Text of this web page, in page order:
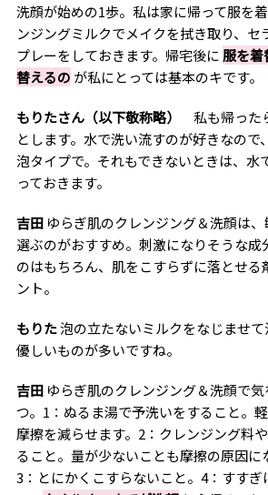
洗顔が始めの1歩。私は家に帰って服を
ンジングミルクでメイクを拭き取り、セ
プレーをしておきます。帰宅後に 服を
替えるの が私にとっては基本のキです。
もりたさん（以下敬称略）
私も帰った
とします。水で洗い流すのが好きなので
泡タイプで。それもできないときは、水
っておきます。
吉田ゆらぎ肌のクレンジング＆洗顔は
選ぶのがおすすめ。刺激になりそうな成
のはもちろん、肌をこすらずに落とせる
ント。
もりた泡の立たないミルクをなじませ
優しいものが多いですね。
吉田ゆらぎ肌のクレンジング＆洗顔で
つ。1：ぬるま湯で予洗いをすること。軽
摩擦を減らせます。2：クレンジング料
ること。量が少ないことも摩擦の原因に
3：とにかくこすらないこと。4：すすぎ